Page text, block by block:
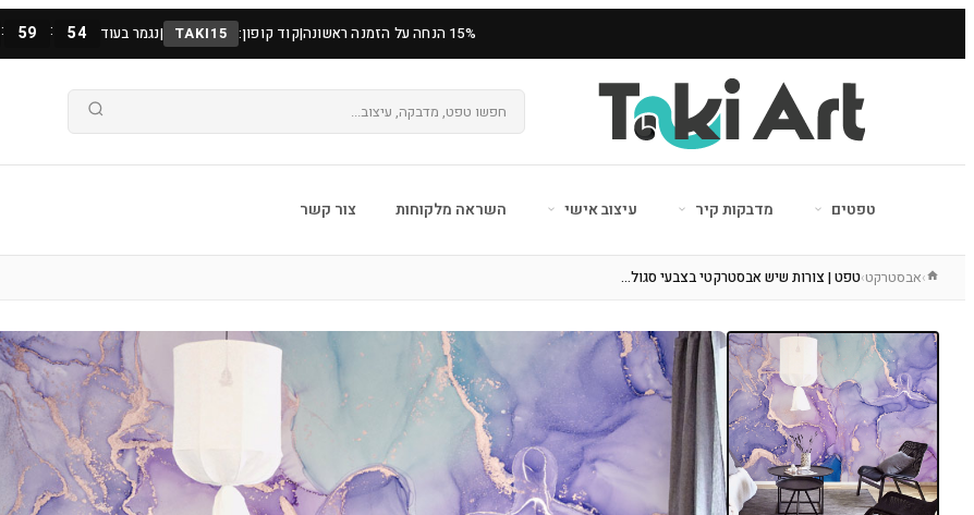
15% הנחה על הזמנה ראשונה |קוד קופון: TAKI15
|נגמר בעוד : 59 : 52
טפטים מדבקות קיר עיצוב אישי השראה מלקוחות צור קשר
›אבסטרקט›טפט | צורות שיש אבסטרקטי בצבעי סגול…